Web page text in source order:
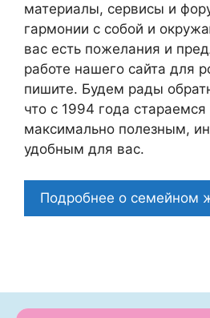
материалы, сервисы и
гармонии с собой и
вас есть пожелания и
работе нашего сайта для
пишите. Будем рады
что c 1994 года стараемся
максимально полезным,
удобным для вас.
Подробнее о семейном